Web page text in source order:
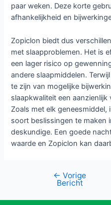
paar weken. Deze korte
afhankelijkheid en
Zopiclon biedt dus
met slaapproblemen. Het is
een lager risico op
andere slaapmiddelen.
te zijn van mogelijke
slaapkwaliteit een aanzienlijk
Zoals met elk
soort beslissingen te maken
deskundige. Een goede
waarde en Zopiclon kan
← Vorige
Bericht